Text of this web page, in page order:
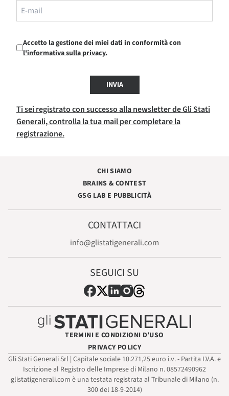
Accetto la gestione dei miei dati in conformità con
l'informativa sulla privacy.
INVIA
Ti sei registrato con successo alla newsletter de Gli Stati
Generali, controlla la tua mail per completare la
registrazione.
CHI SIAMO
BRAINS & CONTEST
GSG LAB E PUBBLICITÀ
CONTATTACI
info@glistatigenerali.com
SEGUICI SU
TERMINI E CONDIZIONI D’USO
PRIVACY POLICY
Gli Stati Generali Srl | Capitale sociale 10.271,25 euro i.v. - Partita I.V.A. e
Iscrizione al Registro delle Imprese di Milano n. 08572490962
glistatigenerali.com è una testata registrata al Tribunale di Milano (n.
300 del 18-9-2014)